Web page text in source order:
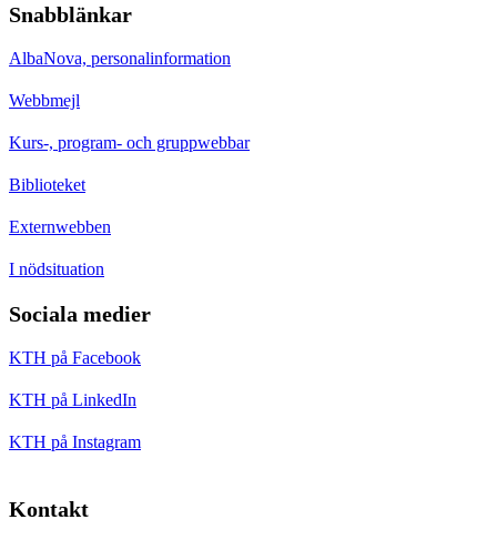
Snabblänkar
AlbaNova, personalinformation
Webbmejl
Kurs-, program- och gruppwebbar
Biblioteket
Externwebben
I nödsituation
Sociala medier
KTH på Facebook
KTH på LinkedIn
KTH på Instagram
Kontakt